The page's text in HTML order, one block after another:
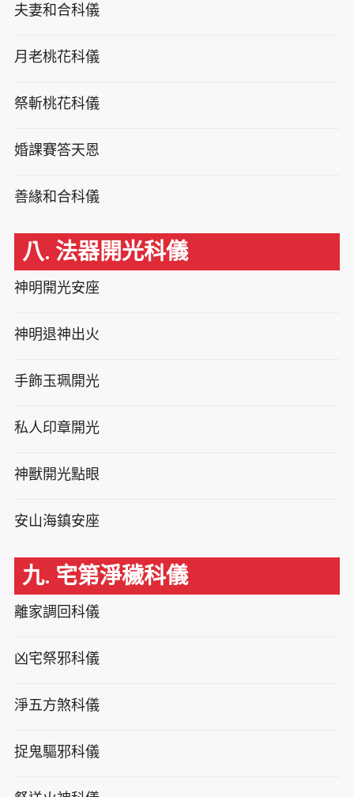
夫妻和合科儀
月老桃花科儀
祭斬桃花科儀
婚課賽答天恩
善緣和合科儀
八. 法器開光科儀
神明開光安座
神明退神出火
手飾玉珮開光
私人印章開光
神獸開光點眼
安山海鎮安座
九. 宅第淨穢科儀
離家調回科儀
凶宅祭邪科儀
淨五方煞科儀
捉鬼驅邪科儀